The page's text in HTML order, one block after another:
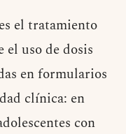
el tratamiento
uso de dosis
en formularios
clínica: en
con